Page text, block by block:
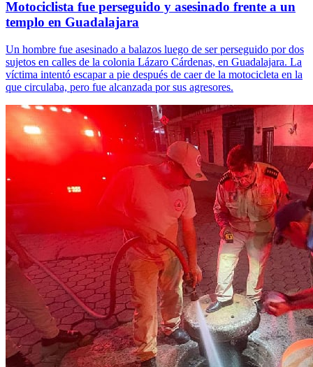
Motociclista fue perseguido y asesinado frente a un
templo en Guadalajara
Un hombre fue asesinado a balazos luego de ser perseguido por dos
sujetos en calles de la colonia Lázaro Cárdenas, en Guadalajara. La
víctima intentó escapar a pie después de caer de la motocicleta en la
que circulaba, pero fue alcanzada por sus agresores.